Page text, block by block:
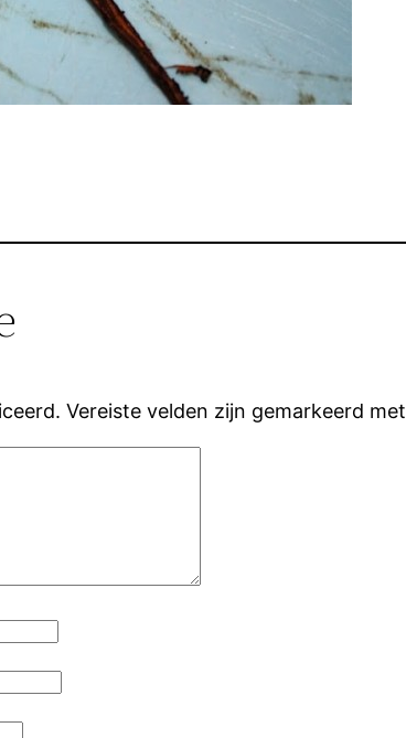
Vereiste velden zijn gemarkeerd met